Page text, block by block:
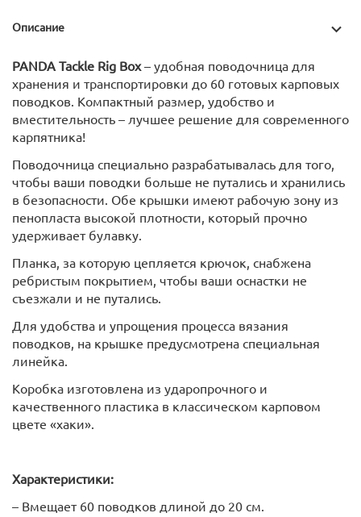
Описание
PANDA Tackle Rig Box– удобная поводочница для
хранения и транспортировки до 60 готовых карповых
поводков. Компактный размер, удобство и
вместительность – лучшее решение для современного
карпятника!
Поводочница специально разрабатывалась для того,
чтобы ваши поводки больше не путались и хранились
в безопасности. Обе крышки имеют рабочую зону из
пенопласта высокой плотности, который прочно
удерживает булавку.
Планка, за которую цепляется крючок, снабжена
ребристым покрытием, чтобы ваши оснастки не
съезжали и не путались.
Для удобства и упрощения процесса вязания
поводков, на крышке предусмотрена специальная
линейка.
Коробка изготовлена из ударопрочного и
качественного пластика в классическом карповом
цвете «хаки».
Характеристики:
– Вмещает 60 поводков длиной до 20 см.